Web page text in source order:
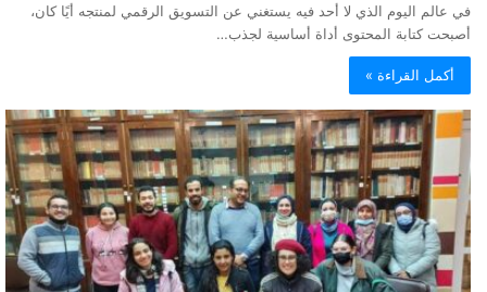
في عالم اليوم الذي لا أحد فيه يستغني عن التسويق الرقمي لمنتجه أيًا كان،
أصبحت كتابة المحتوى أداة أساسية لجذب…
أكمل القراءة »